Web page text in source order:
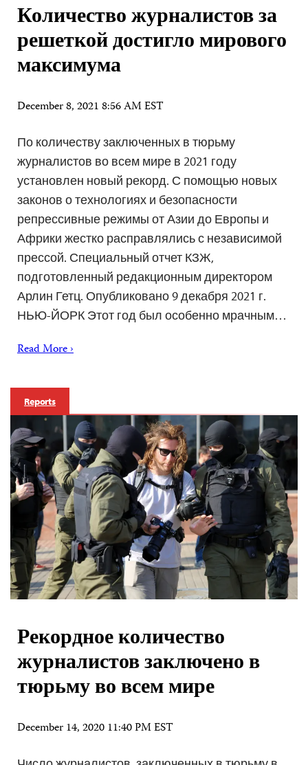
Количество журналистов за
решеткой достигло мирового
максимума
December 8, 2021 8:56 AM EST
По количеству заключенных в тюрьму
журналистов во всем мире в 2021 году
установлен новый рекорд. С помощью новых
законов о технологиях и безопасности
репрессивные режимы от Азии до Европы и
Африки жестко расправлялись с независимой
прессой. Специальный отчет КЗЖ,
подготовленный редакционным директором
Арлин Гетц. Опубликовано 9 декабря 2021 г.
НЬЮ-ЙОРК Этот год был особенно мрачным…
Read More ›
Reports
Рекордное количество
журналистов заключено в
тюрьму во всем мире
December 14, 2020 11:40 PM EST